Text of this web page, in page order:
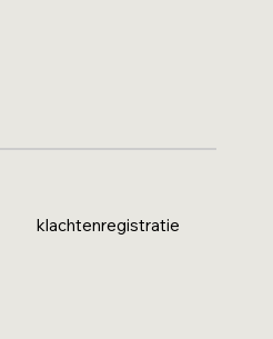
klachtenregistratie